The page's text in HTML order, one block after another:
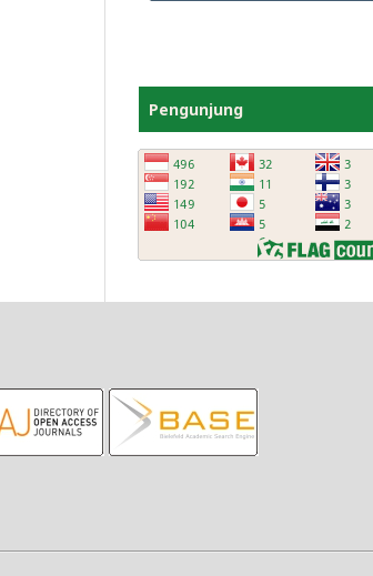
Pengunjung